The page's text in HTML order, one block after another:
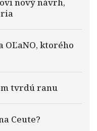
OĽaNO, ktorého
tvrdú ranu
Ceute?